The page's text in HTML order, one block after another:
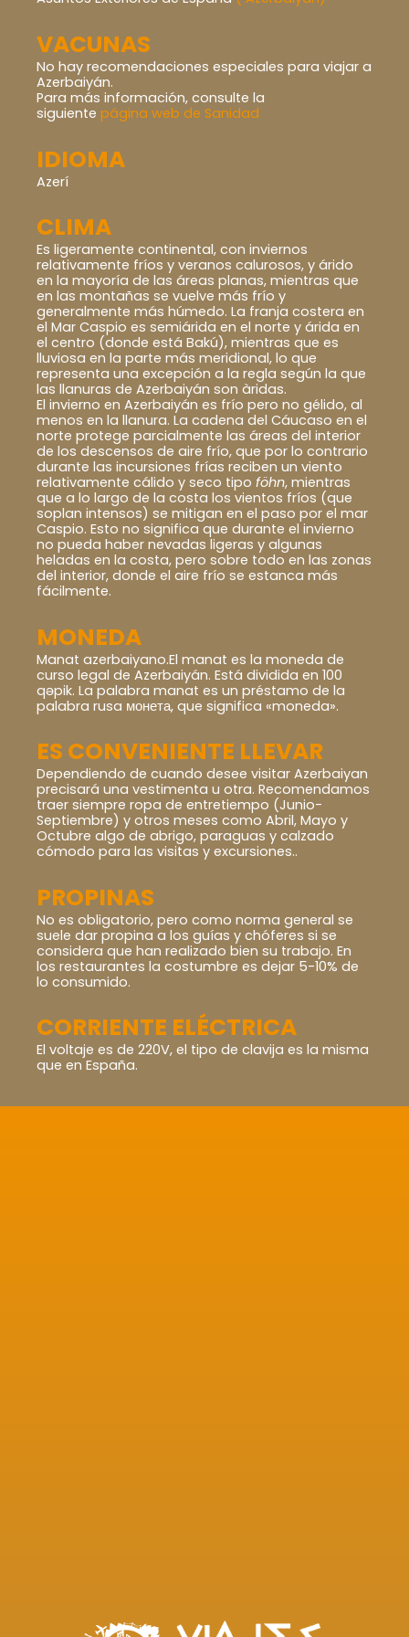
VACUNAS
No hay recomendaciones especiales para viajar a
Azerbaiyán.
Para más información, consulte la
siguiente página web de Sanidad
IDIOMA
Azerí
CLIMA
Es ligeramente continental, con inviernos
relativamente fríos y veranos calurosos, y árido
en la mayoría de las áreas planas, mientras que
en las montañas se vuelve más frío y
generalmente más húmedo. La franja costera en
el Mar Caspio es semiárida en el norte y árida en
el centro (donde está Bakú), mientras que es
lluviosa en la parte más meridional, lo que
representa una excepción a la regla según la que
las llanuras de Azerbaiyán son àridas.
El invierno en Azerbaiyán es frío pero no gélido, al
menos en la llanura. La cadena del Cáucaso en el
norte protege parcialmente las áreas del interior
de los descensos de aire frío, que por lo contrario
durante las incursiones frías reciben un viento
relativamente cálido y seco tipo föhn, mientras
que a lo largo de la costa los vientos fríos (que
soplan intensos) se mitigan en el paso por el mar
Caspio. Esto no significa que durante el invierno
no pueda haber nevadas ligeras y algunas
heladas en la costa, pero sobre todo en las zonas
del interior, donde el aire frío se estanca más
fácilmente.
MONEDA
Manat azerbaiyano.El manat es la moneda de
curso legal de Azerbaiyán. Está dividida en 100
qəpik. La palabra manat es un préstamo de la
palabra rusa монета, que significa «moneda».
ES CONVENIENTE LLEVAR
Dependiendo de cuando desee visitar Azerbaiyan
precisará una vestimenta u otra. Recomendamos
traer siempre ropa de entretiempo (Junio-
Septiembre) y otros meses como Abril, Mayo y
Octubre algo de abrigo, paraguas y calzado
cómodo para las visitas y excursiones..
PROPINAS
No es obligatorio, pero como norma general se
suele dar propina a los guías y chóferes si se
considera que han realizado bien su trabajo. En
los restaurantes la costumbre es dejar 5-10% de
lo consumido.
CORRIENTE ELÉCTRICA
El voltaje es de 220V, el tipo de clavija es la misma
que en España.